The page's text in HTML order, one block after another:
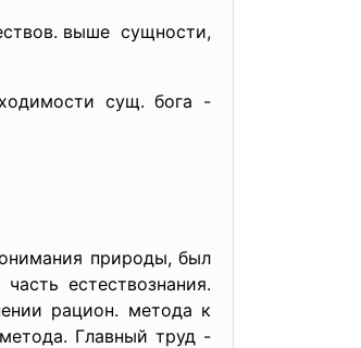
выше сущности,
сущ. бога -
природы, был
естествознания.
рацион. метода к
Главный труд -